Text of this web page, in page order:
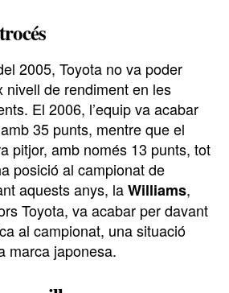
2005, Toyota no va poder
nivell de rendiment en les
El 2006, l’equip va acabar
35 punts, mentre que el
pitjor, amb només 13 punts, tot
posició al campionat de
aquests anys, laWilliams,
Toyota, va acabar per davant
al campionat, una situació
marca japonesa.